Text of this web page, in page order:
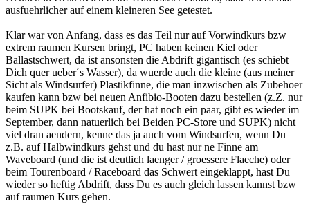
ausfuehrlicher auf einem kleineren See getestet.
Klar war von Anfang, dass es das Teil nur auf Vorwindkurs bzw
extrem raumen Kursen bringt, PC haben keinen Kiel oder
Ballastschwert, da ist ansonsten die Abdrift gigantisch (es schiebt
Dich quer ueber´s Wasser), da wuerde auch die kleine (aus meiner
Sicht als Windsurfer) Plastikfinne, die man inzwischen als Zubehoer
kaufen kann bzw bei neuen Anfibio-Booten dazu bestellen (z.Z. nur
beim SUPK bei Bootskauf, der hat noch ein paar, gibt es wieder im
September, dann natuerlich bei Beiden PC-Store und SUPK) nicht
viel dran aendern, kenne das ja auch vom Windsurfen, wenn Du
z.B. auf Halbwindkurs gehst und du hast nur ne Finne am
Waveboard (und die ist deutlich laenger / groessere Flaeche) oder
beim Tourenboard / Raceboard das Schwert eingeklappt, hast Du
wieder so heftig Abdrift, dass Du es auch gleich lassen kannst bzw
auf raumen Kurs gehen.